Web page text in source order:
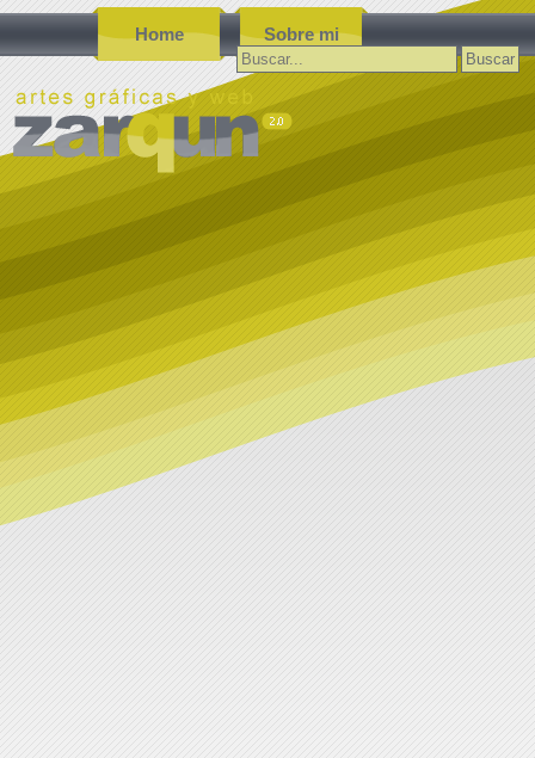
Home Sobre mi
Buscar: